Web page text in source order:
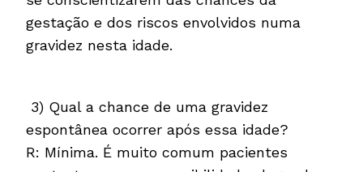
gestação e dos riscos envolvidos numa
gravidez nesta idade.
3) Qual a chance de uma gravidez
espontânea ocorrer após essa idade?
R: Mínima. É muito comum pacientes